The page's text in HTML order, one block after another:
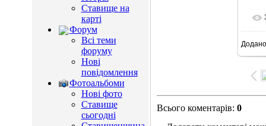
Ставище на
карті
Форум
Всі теми
форуму
Нові
повідомлення
Фотоальбоми
Нові фото
Ставище
сьогодні
Додано
Всього коментарів: 0